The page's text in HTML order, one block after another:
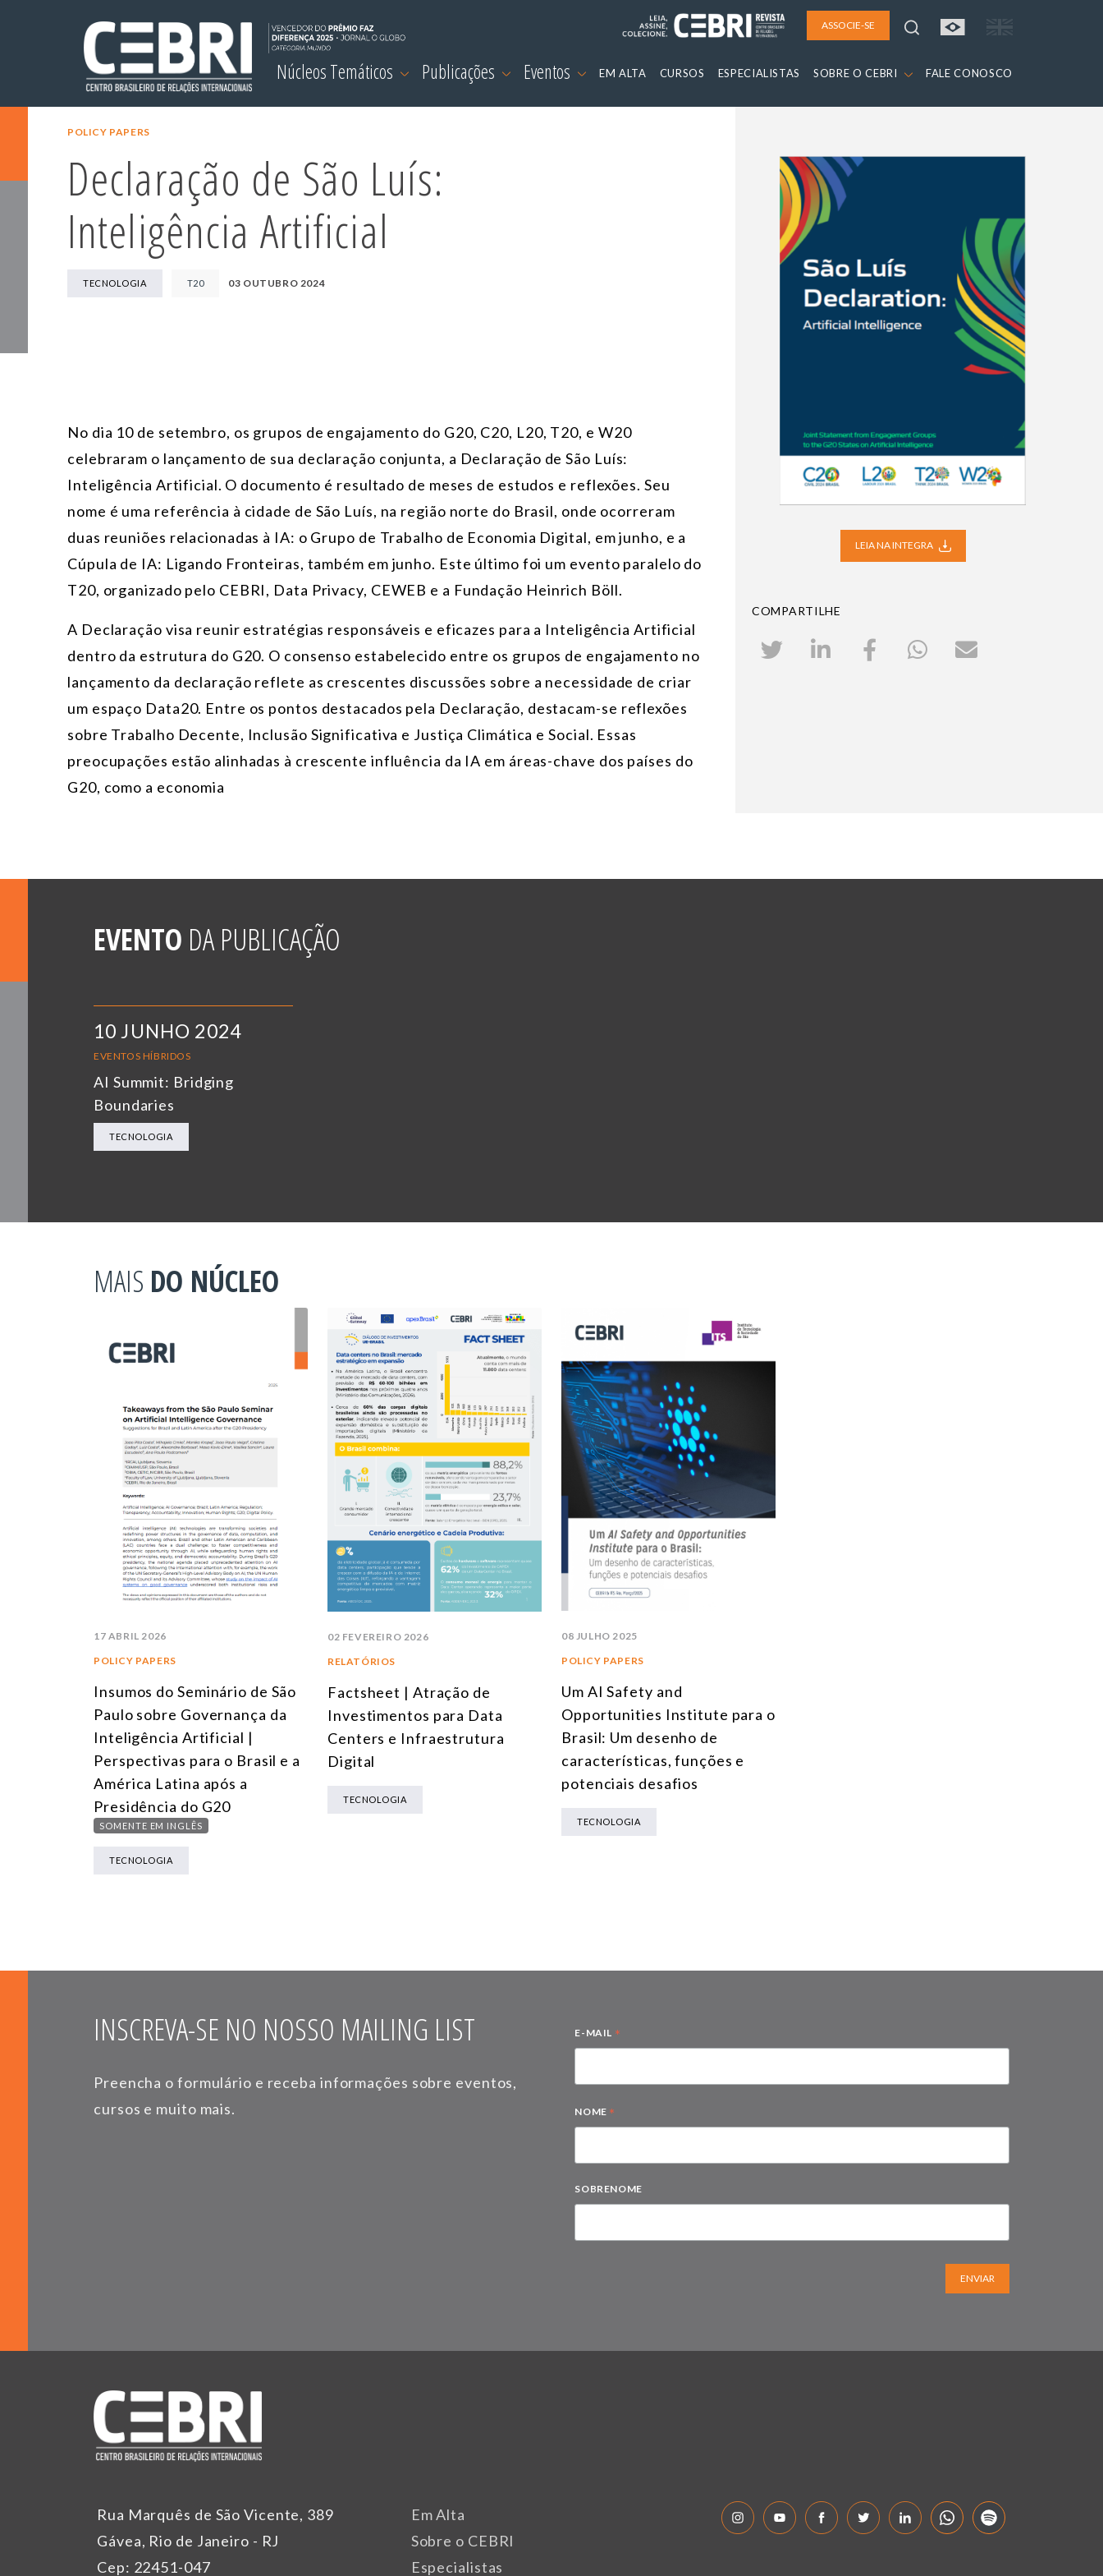
ASSOCIE-SE
Núcleos Temáticos Publicações Eventos EM ALTA CURSOS ESPECIALISTAS SOBRE O CEBRI FALE CONOSCO
POLICY PAPERS
Declaração de São Luís:
Inteligência Artificial
TECNOLOGIA T20 03 OUTUBRO 2024
No dia 10 de setembro, os grupos de engajamento do G20, C20, L20, T20, e W20
celebraram o lançamento de sua declaração conjunta, a Declaração de São Luís:
Inteligência Artificial. O documento é resultado de meses de estudos e reflexões. Seu
nome é uma referência à cidade de São Luís, na região norte do Brasil, onde ocorreram
duas reuniões relacionadas à IA: o Grupo de Trabalho de Economia Digital, em junho, e a
Cúpula de IA: Ligando Fronteiras, também em junho. Este último foi um evento paralelo do
T20, organizado pelo CEBRI, Data Privacy, CEWEB e a Fundação Heinrich Böll.
A Declaração visa reunir estratégias responsáveis e eficazes para a Inteligência Artificial
dentro da estrutura do G20. O consenso estabelecido entre os grupos de engajamento no
lançamento da declaração reflete as crescentes discussões sobre a necessidade de criar
um espaço Data20. Entre os pontos destacados pela Declaração, destacam-se reflexões
sobre Trabalho Decente, Inclusão Significativa e Justiça Climática e Social. Essas
preocupações estão alinhadas à crescente influência da IA em áreas-chave dos países do
G20, como a economia
LEIA NA INTEGRA
COMPARTILHE
EVENTO DA PUBLICAÇÃO
10 JUNHO 2024
EVENTOS HÍBRIDOS
AI Summit: Bridging
Boundaries
TECNOLOGIA
MAIS DO NÚCLEO
17 ABRIL 2026
POLICY PAPERS
Insumos do Seminário de São
Paulo sobre Governança da
Inteligência Artificial |
Perspectivas para o Brasil e a
América Latina após a
Presidência do G20
SOMENTE EM INGLÊS
TECNOLOGIA
02 FEVEREIRO 2026
RELATÓRIOS
Factsheet | Atração de
Investimentos para Data
Centers e Infraestrutura
Digital
TECNOLOGIA
08 JULHO 2025
POLICY PAPERS
Um AI Safety and
Opportunities Institute para o
Brasil: Um desenho de
características, funções e
potenciais desafios
TECNOLOGIA
INSCREVA-SE NO NOSSO MAILING LIST
Preencha o formulário e receba informações sobre eventos,
cursos e muito mais.
E-MAIL *
NOME *
SOBRENOME
ENVIAR
Rua Marquês de São Vicente, 389
Gávea, Rio de Janeiro - RJ
Cep: 22451-047
Em Alta
Sobre o CEBRI
Especialistas